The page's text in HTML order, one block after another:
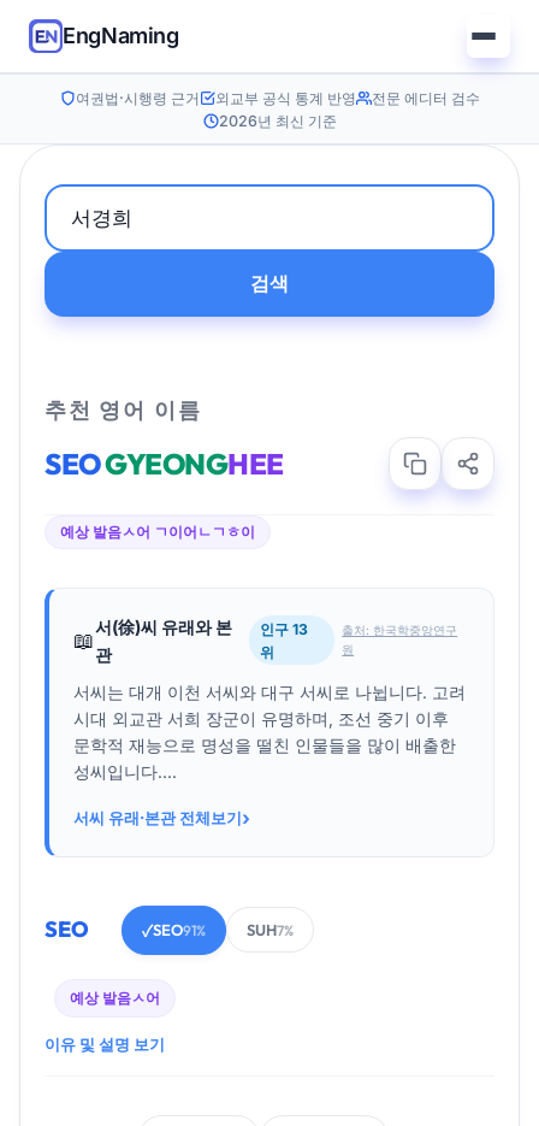
EngNaming
여권법·시행령 근거 외교부 공식 통계 반영
전문 에디터 검수
2026년 최신 기준
검색
추천 영어 이름
SEOGYEONGHEE
예상 발음ㅅ어 ㄱ이어ㄴㄱㅎ이
📖
서(徐)씨 유래와 본
관
인구 13
위
출처: 한국학중앙연구
원
서씨는 대개 이천 서씨와 대구 서씨로 나뉩니다. 고려
시대 외교관 서희 장군이 유명하며, 조선 중기 이후
문학적 재능으로 명성을 떨친 인물들을 많이 배출한
성씨입니다....
서씨 유래·본관 전체보기›
SEO ✓SEO91% SUH7%
예상 발음ㅅ어
이유 및 설명 보기